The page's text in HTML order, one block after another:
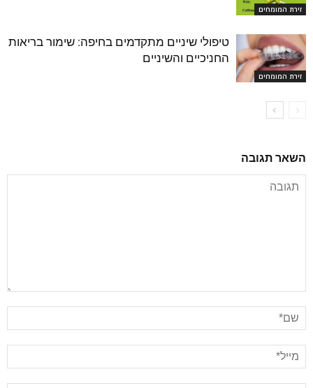
זירת המומחים
זירת המומחים
טיפולי שיניים מתקדמים בחיפה: שימור בריאות
החניכיים והשיניים
השאר תגובה